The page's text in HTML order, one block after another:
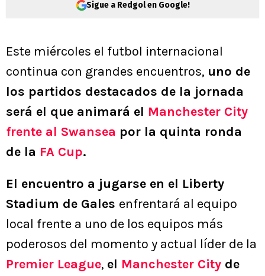
Sigue a Redgol en Google!
Este miércoles el futbol internacional
continua con grandes encuentros, uno de
los partidos destacados de la jornada
será el que animará el Manchester City
frente al Swansea por la quinta ronda
de la FA Cup.
El encuentro a jugarse en el Liberty
Stadium de Gales enfrentará al equipo
local frente a uno de los equipos más
poderosos del momento y actual líder de la
Premier League, el Manchester City de